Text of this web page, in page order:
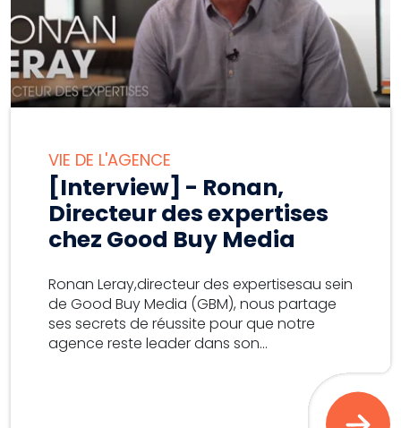
VIE DE L'AGENCE
[Interview] - Ronan,
Directeur des expertises
chez Good Buy Media
Ronan Leray,directeur des expertisesau sein
de Good Buy Media (GBM), nous partage
ses secrets de réussite pour que notre
agence reste leader dans son...